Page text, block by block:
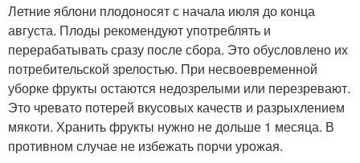
Летние яблони плодоносят с начала июля до конца
августа. Плоды рекомендуют употреблять и
перерабатывать сразу после сбора. Это обусловлено их
потребительской зрелостью. При несвоевременной
уборке фрукты остаются недозрелыми или перезревают.
Это чревато потерей вкусовых качеств и разрыхлением
мякоти. Хранить фрукты нужно не дольше 1 месяца. В
противном случае не избежать порчи урожая.